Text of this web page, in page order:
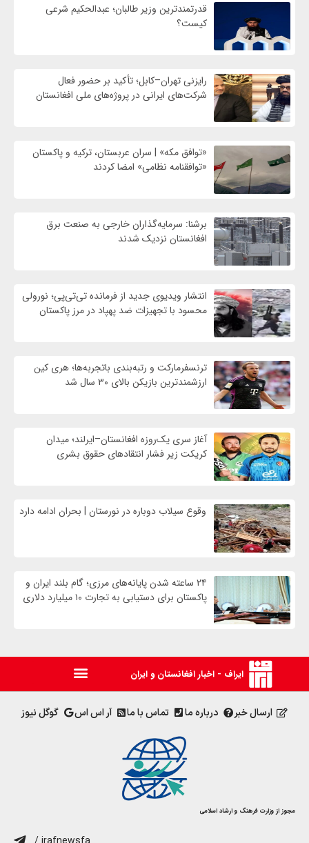
قدرتمندترین وزیر طالبان؛ عبدالحکیم شرعی
کیست؟
رایزنی تهران–کابل؛ تأکید بر حضور فعال
شرکت‌های ایرانی در پروژه‌های ملی افغانستان
«توافق مکه» | سران عربستان، ترکیه و پاکستان
«توافقنامه نظامی» امضا کردند
برشنا: سرمایه‌گذاران خارجی به صنعت برق
افغانستان نزدیک شدند
انتشار ویدیوی جدید از فرمانده تی‌تی‌پی؛ نورولی
محسود با تجهیزات ضد پهپاد در مرز پاکستان
ترنسفرمارکت و رتبه‌بندی باتجربه‌ها؛ هری کین
ارزشمندترین بازیکن بالای ۳۰ سال شد
آغاز سری یک‌روزه افغانستان–ایرلند؛ میدان
کریکت زیر فشار انتقادهای حقوق بشری
وقوع سیلاب دوباره در نورستان | بحران ادامه دارد
۲۴ ساعته شدن پایانه‌های مرزی؛ گام بلند ایران و
پاکستان برای دستیابی به تجارت ۱۰ میلیارد دلاری
ایراف - اخبار افغانستان و ایران
ارسال خبر درباره ما تماس با ما آر اس اس گوگل نیوز
مجوز از وزارت فرهنگ و ارشاد اسلامی